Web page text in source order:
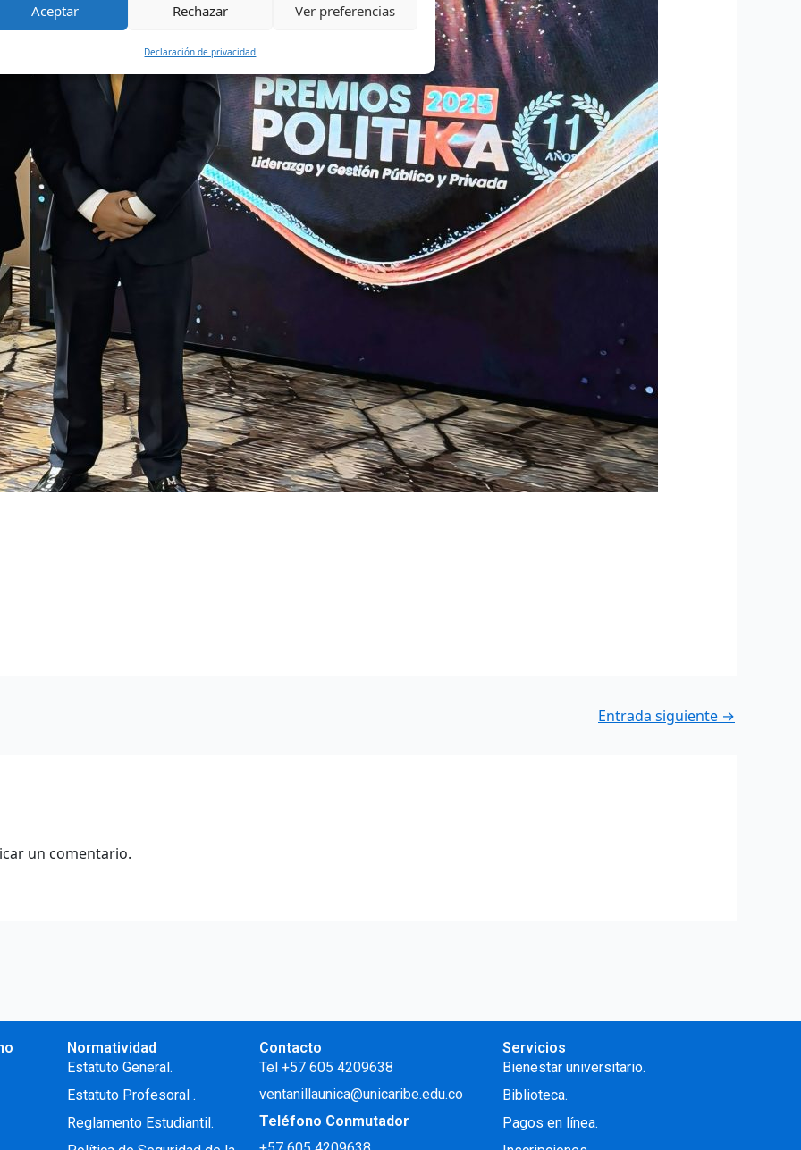
Aceptar Rechazar Ver preferencias
Declaración de privacidad
Entrada siguiente →
un comentario.
Normatividad
Estatuto General.
Estatuto Profesoral .
Reglamento Estudiantil.
Contacto
Tel +57 605 4209638
ventanillaunica@unicaribe.edu.co
Teléfono Conmutador
Servicios
Bienestar universitario.
Biblioteca.
Pagos en línea.